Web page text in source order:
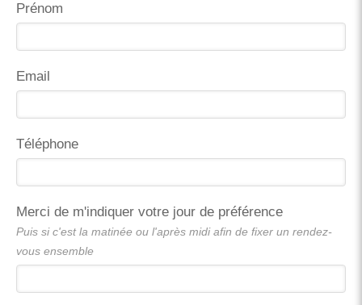
Prénom
Email
Téléphone
Merci de m'indiquer votre jour de préférence
Puis si c'est la matinée ou l'après midi afin de fixer un rendez-
vous ensemble